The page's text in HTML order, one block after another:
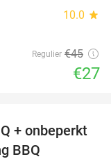
10.0 star
Regulier €45
€27
21%
+ onbeperkt
BBQ